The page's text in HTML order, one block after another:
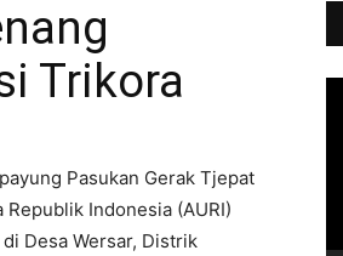
Trikora
Pasukan Gerak Tjepat
Republik Indonesia (AURI)
Desa Wersar, Distrik